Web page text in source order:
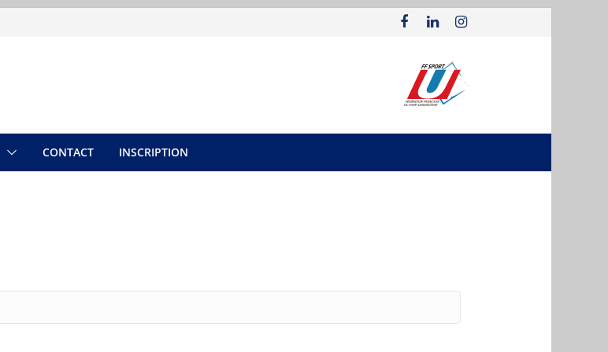
CONTACT INSCRIPTION